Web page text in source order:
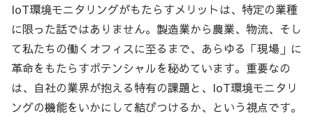
IoT環境モニタリングがもたらすメリットは、特定の業種
に限った話ではありません。製造業から農業、物流、そし
て私たちの働くオフィスに至るまで、あらゆる「現場」に
革命をもたらすポテンシャルを秘めています。重要なの
は、自社の業界が抱える特有の課題と、IoT環境モニタリ
ングの機能をいかにして結びつけるか、という視点です。